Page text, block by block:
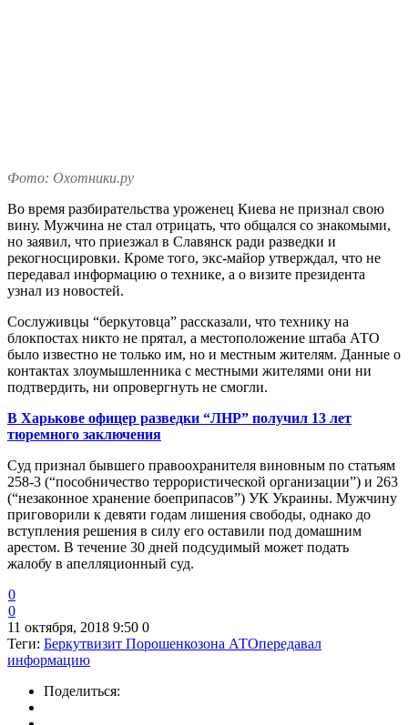
Фото: Охотники.ру
Во время разбирательства уроженец Киева не признал свою
вину. Мужчина не стал отрицать, что общался со знакомыми,
но заявил, что приезжал в Славянск ради разведки и
рекогносцировки. Кроме того, экс-майор утверждал, что не
передавал информацию о технике, а о визите президента
узнал из новостей.
Сослуживцы “беркутовца” рассказали, что технику на
блокпостах никто не прятал, а местоположение штаба АТО
было известно не только им, но и местным жителям. Данные о
контактах злоумышленника с местными жителями они ни
подтвердить, ни опровергнуть не смогли.
В Харькове офицер разведки “ЛНР” получил 13 лет
тюремного заключения
Суд признал бывшего правоохранителя виновным по статьям
258-3 (“пособничество террористической организации”) и 263
(“незаконное хранение боеприпасов”) УК Украины. Мужчину
приговорили к девяти годам лишения свободы, однако до
вступления решения в силу его оставили под домашним
арестом. В течение 30 дней подсудимый может подать
жалобу в апелляционный суд.
0
0
11 октября, 2018 9:50 0
Теги: Беркутвизит Порошенкозона АТОпередавал
информацию
Поделиться: